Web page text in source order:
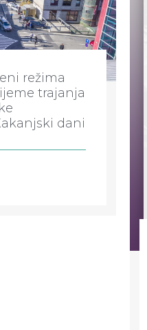
režima
trajanja
dani